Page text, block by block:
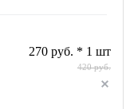
270 руб. * 1 шт
420 руб.